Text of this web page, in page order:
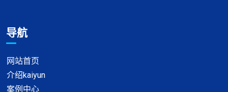
导航
网站首页
介绍kaiyun
案例中心